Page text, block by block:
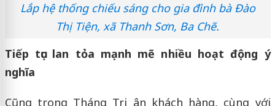
Lắp hệ thống chiếu sáng cho gia đình bà Đào
Thị Tiện, xã Thanh Sơn, Ba Chẽ.
Tiếp tục lan tỏa mạnh mẽ nhiều hoạt động ý
nghĩa
Cũng trong Tháng Tri ân khách hàng, cùng với